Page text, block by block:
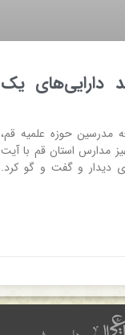
دارایی‌های یک
مدرسین حوزه علمیه قم،
مدارس استان قم با آیت
دیدار و گفت و گو کرد.